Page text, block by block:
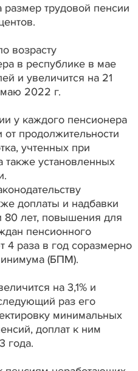
размер трудовой пенсии
возрасту
в республике в мае
и увеличится на 21
2022 г.
у каждого пенсионера
от продолжительности
учтенных при
также установленных
доплаты и надбавки
80 лет, повышения для
пенсионного
4 раза в год соразмерно
(БПМ).
на 3,1% и
раз его
минимальных
доплат к ним
года.